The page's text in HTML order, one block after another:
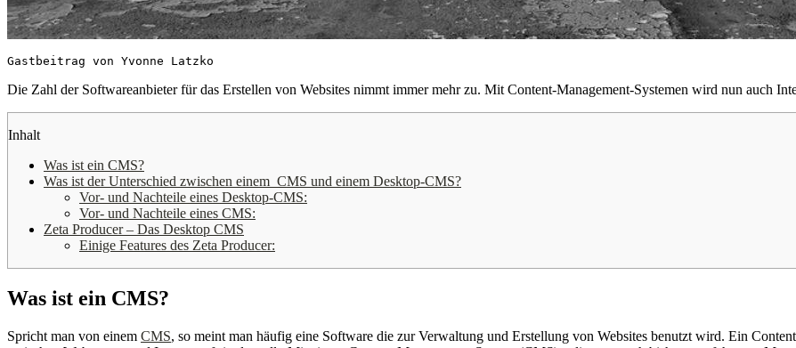
Gastbeitrag von Yvonne Latzko
Die Zahl der Softwareanbieter für das Erstellen von Websites nimmt immer mehr zu. Mit Content-Management-Systemen wird nun auch
Inhalt
Was ist ein CMS?
Was ist der Unterschied zwischen einem CMS und einem Desktop-CMS?
Vor- und Nachteile eines Desktop-CMS:
Vor- und Nachteile eines CMS:
Zeta Producer – Das Desktop CMS
Einige Features des Zeta Producer:
Was ist ein CMS?
Spricht man von einem CMS, so meint man häufig eine Software die zur Verwaltung und Erstellung von Websites benutzt wird. Ein